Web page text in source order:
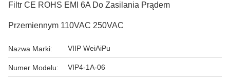
Filtr CE ROHS EMI 6A Do Zasilania Prądem
Przemiennym 110VAC 250VAC
Nazwa Marki: VIIP WeiAiPu
Numer Modelu: VIP4-1A-06